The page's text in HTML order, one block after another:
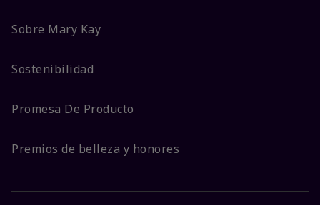
Sobre Mary Kay
Sostenibilidad
Promesa De Producto
Premios de belleza y honores